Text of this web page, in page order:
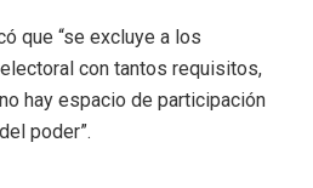
que “se excluye a los
con tantos requisitos,
hay espacio de participación
poder”.